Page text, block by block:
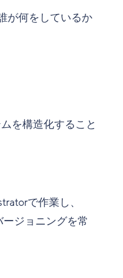
が何をしているか
を構造化すること
で作業し、
ジョニングを常